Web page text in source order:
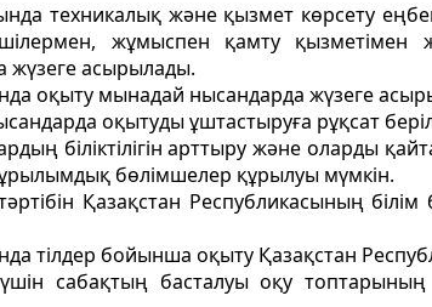
техникалық және қызмет көрсету
жұмыспен қамту
асырылады.
оқыту мынадай нысандарда жүзеге
оқытуды ұштастыруға рұқсат
біліктiлігін арттыру және оларды
бөлімшелер құрылуы мүмкін.
Қазақстан Республикасының
тiлдер бойынша оқыту Қазақстан
сабақтың басталуы оқу